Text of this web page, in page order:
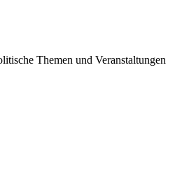
Themen und Veranstaltungen